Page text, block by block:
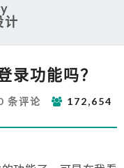
计
录功能吗？
条评论
172,654